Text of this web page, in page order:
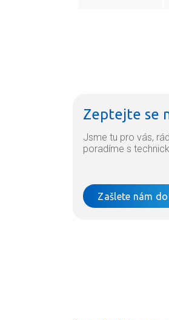
Zeptejte se
Jsme tu pro vás,
poradíme s
Zašlete nám